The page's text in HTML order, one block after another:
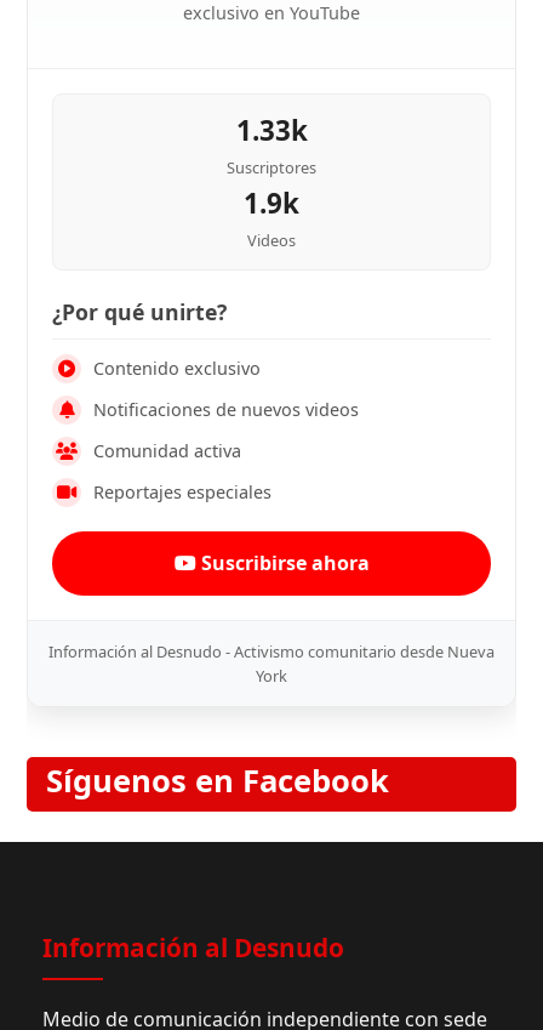
exclusivo en YouTube
1.33k
Suscriptores
1.9k
Videos
¿Por qué unirte?
Contenido exclusivo
Notificaciones de nuevos videos
Comunidad activa
Reportajes especiales
Suscribirse ahora
Información al Desnudo - Activismo comunitario desde Nueva
York
Síguenos en Facebook
Información al Desnudo
Medio de comunicación independiente con sede